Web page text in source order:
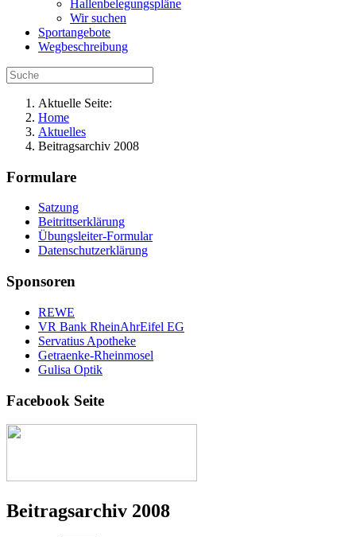
Hallenbelegungspläne
Wir suchen
Sportangebote
Wegbeschreibung
Aktuelle Seite:
Home
Aktuelles
Beitragsarchiv 2008
Formulare
Satzung
Beitrittserklärung
Übungsleiter-Formular
Datenschutzerklärung
Sponsoren
REWE
VR Bank RheinAhrEifel EG
Servatius Apotheke
Getraenke-Rheinmosel
Gulisa Optik
Facebook Seite
Beitragsarchiv 2008